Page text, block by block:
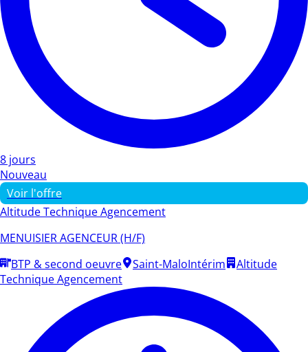
8 jours
Nouveau
Voir l'offre
Altitude Technique Agencement
MENUISIER AGENCEUR (H/F)
BTP & second oeuvre
Saint-MaloIntérim
Altitude
Technique Agencement